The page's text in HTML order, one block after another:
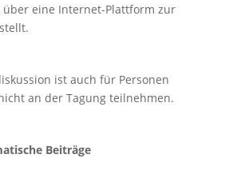
eine Internet-Plattform zur
ist auch für Personen
an der Tagung teilnehmen.
Beiträge